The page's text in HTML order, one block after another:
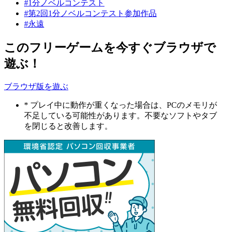
#1分ノベルコンテスト
#第2回1分ノベルコンテスト参加作品
#永遠
このフリーゲームを今すぐブラウザで
遊ぶ！
ブラウザ版を遊ぶ
* プレイ中に動作が重くなった場合は、PCのメモリが
不足している可能性があります。不要なソフトやタブ
を閉じると改善します。